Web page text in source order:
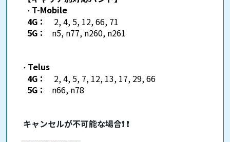
・ T-Mobile
4G： 2, 4, 5, 12, 66, 71
5G：
n5, n77, n260, n261
・ Telus
4G： 2, 4, 5, 7, 12, 13, 17, 29, 66
5G：
n66, n78
キャンセルが不可能な場合❗❗